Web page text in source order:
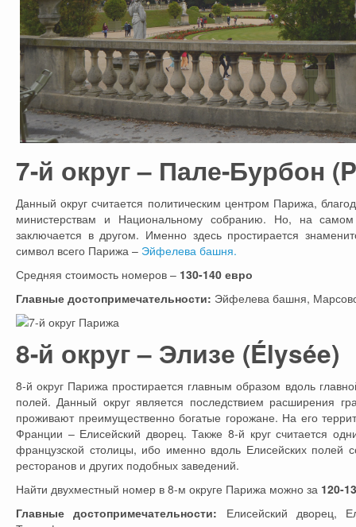
7-й округ – Пале-Бурбон
Данный округ считается политическим центром Парижа,
министерствам и Национальному собранию. Но, на самом
заключается в другом. Именно здесь простирается
символ всего Парижа – Эйфелева башня.
Средняя стоимость номеров – 130-140 евро
Главные достопримечательности: Эйфелева башня,
8-й округ – Элизе (Élysée)
8-й округ Парижа простирается главным образом вдоль
полей. Данный округ является последствием расширения
проживают преимущественно богатые горожане. На его
Франции – Елисейский дворец. Также 8-й круг считается
французской столицы, ибо именно вдоль Елисейских полей
ресторанов и других подобных заведений.
Найти двухместный номер в 8-м округе Парижа можно за 120-
Главные достопримечательности: Елисейский дворец,